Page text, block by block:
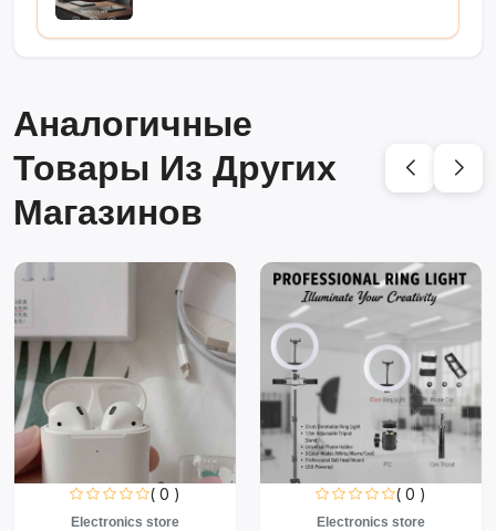
Аналогичные
Товары Из Других
Магазинов
( 0 )
Electronics store
( 0 )
Electronics store